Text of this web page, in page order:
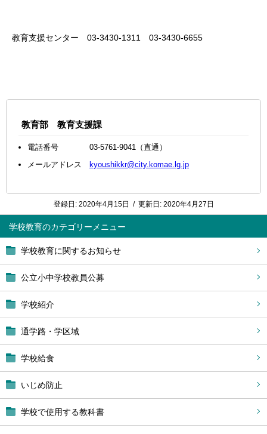
学校教育
学校教育に関するお知らせ
公立小中学校教員公募
学校紹介
通学路・学区域
学校給食
いじめ防止
学校で使用する教科書
教育支援センター 03-3430-1311 03-3430-6655
教育部 教育支援課
電話番号 03-5761-9041（直通）
メールアドレス
kyoushikkr@city.komae.lg.jp
登録日: 2020年4月15日 / 更新日: 2020年4月27日